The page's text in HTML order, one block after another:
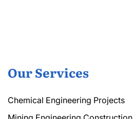
Our Services
Chemical Engineering Projects